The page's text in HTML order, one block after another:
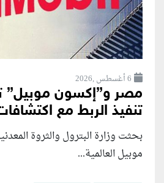
6 أغسطس ,2026
مصر و”إكسون موبيل”
تنفيذ الربط مع
بحثت وزارة البترول والثروة
موبيل العالمية...